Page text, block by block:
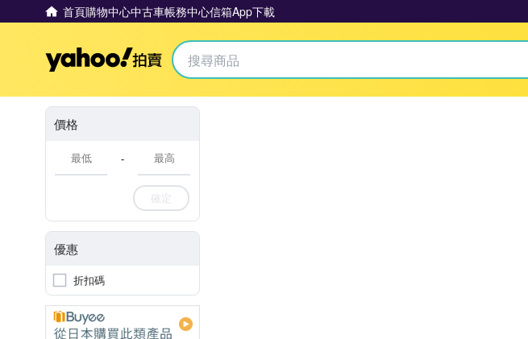
首頁購物中心中古車帳務中心信箱App下載
Yahoo拍賣
價格
-
確定
優惠
折扣碼